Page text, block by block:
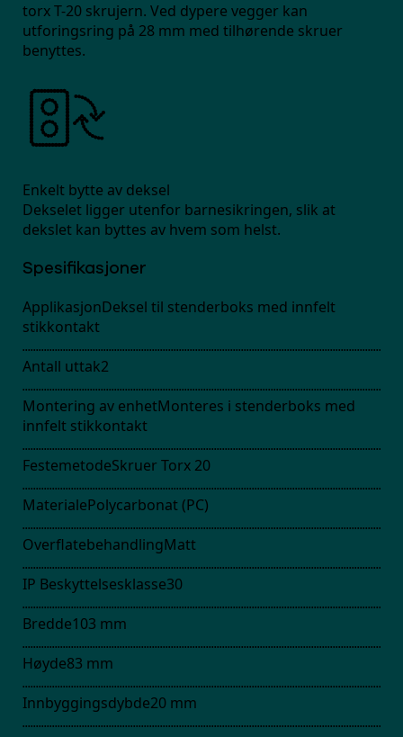
torx T-20 skrujern. Ved dypere vegger kan
utforingsring på 28 mm med tilhørende skruer
benyttes.
Enkelt bytte av deksel
Dekselet ligger utenfor barnesikringen, slik at
dekslet kan byttes av hvem som helst.
Spesifikasjoner
ApplikasjonDeksel til stenderboks med innfelt
stikkontakt
Antall uttak2
Montering av enhetMonteres i stenderboks med
innfelt stikkontakt
FestemetodeSkruer Torx 20
MaterialePolycarbonat (PC)
OverflatebehandlingMatt
IP Beskyttelsesklasse30
Bredde103 mm
Høyde83 mm
Innbyggingsdybde20 mm